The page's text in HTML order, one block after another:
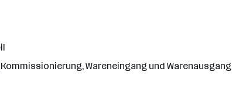
Wareneingang und Warenausgang